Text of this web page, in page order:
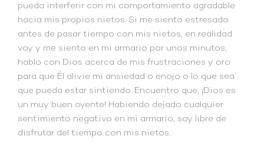
pueda interferir con mi comportamiento agradable
hacia mis propios nietos. Si me siento estresada
antes de pasar tiempo con mis nietos, en realidad
voy y me siento en mi armario por unos minutos,
hablo con Dios acerca de mis frustraciones y oro
para que Él alivie mi ansiedad o enojo o lo que sea
que pueda estar sintiendo. Encuentro que, ¡Dios es
un muy buen oyente! Habiendo dejado cualquier
sentimiento negativo en mi armario, soy libre de
disfrutar del tiempo con mis nietos.